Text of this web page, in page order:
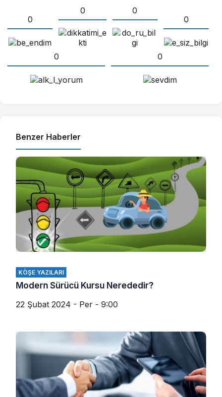
0
0
0
0
0 0
Benzer Haberler
KÖŞE YAZILARI
Modern Sürücü Kursu Nerededir?
22 Şubat 2024 - Per - 9:00